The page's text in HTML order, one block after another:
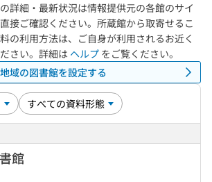
詳細・最新状況は情報提供元の各館のサイ
接ご確認ください。所蔵館から取寄せるこ
の利用方法は、ご自身が利用されるお近く
さい。詳細は ヘルプ をご覧ください。
地域の図書館を設定する
館